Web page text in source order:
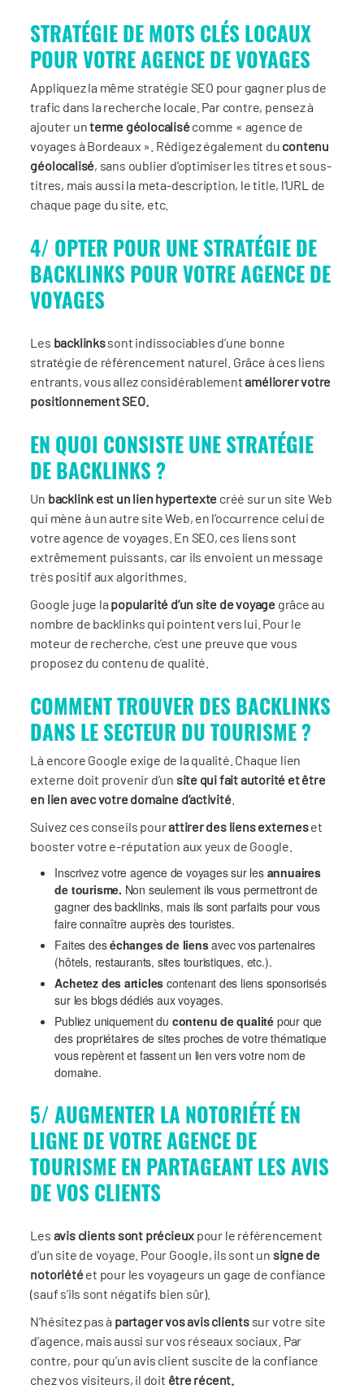
STRATÉGIE DE MOTS CLÉS LOCAUX
POUR VOTRE AGENCE DE VOYAGES
Appliquez la même stratégie SEO pour gagner plus de
trafic dans la recherche locale. Par contre, pensez à
ajouter unterme géolocalisécomme « agence de
voyages à Bordeaux ». Rédigez également du contenu
géolocalisé, sans oublier d’optimiser les titres et sous-
titres, mais aussi la meta-description, le title, l’URL de
chaque page du site, etc.
4/ OPTER POUR UNE STRATÉGIE DE
BACKLINKS POUR VOTRE AGENCE DE
VOYAGES
Les backlinkssont indissociables d’une bonne
stratégie de référencement naturel. Grâce à ces liens
entrants, vous allez considérablementaméliorer votre
positionnement SEO.
EN QUOI CONSISTE UNE STRATÉGIE
DE BACKLINKS ?
Un backlink est un lien hypertexte créé sur un site Web
qui mène à un autre site Web, en l’occurrence celui de
votre agence de voyages. En SEO, ces liens sont
extrêmement puissants, car ils envoient un message
très positif aux algorithmes.
Google juge la popularité d’un site de voyagegrâce au
nombre de backlinks qui pointent vers lui. Pour le
moteur de recherche, c’est une preuve que vous
proposez du contenu de qualité.
COMMENT TROUVER DES BACKLINKS
DANS LE SECTEUR DU TOURISME ?
Là encore Google exige de la qualité. Chaque lien
externe doit provenir d’un site qui fait autorité et être
en lien avec votre domaine d’activité.
Suivez ces conseils pourattirer des liens externeset
booster votre e-réputation aux yeux de Google.
Inscrivez votre agence de voyages sur lesannuaires
de tourisme. Non seulement ils vous permettront de
gagner des backlinks, mais ils sont parfaits pour vous
faire connaître auprès des touristes.
Faites deséchanges de liensavec vos partenaires
(hôtels, restaurants, sites touristiques, etc.).
Achetez des articles contenant des liens sponsorisés
sur les blogs dédiés aux voyages.
Publiez uniquement du contenu de qualité pour que
des propriétaires de sites proches de votre thématique
vous repèrent et fassent un lien vers votre nom de
domaine.
5/ AUGMENTER LA NOTORIÉTÉ EN
LIGNE DE VOTRE AGENCE DE
TOURISME EN PARTAGEANT LES AVIS
DE VOS CLIENTS
Les avis clients sont précieux pour le référencement
d’un site de voyage. Pour Google, ils sont un signe de
notoriétéet pour les voyageurs un gage de confiance
(sauf s’ils sont négatifs bien sûr).
N’hésitez pas à partager vos avis clientssur votre site
d’agence, mais aussi sur vos réseaux sociaux. Par
contre, pour qu’un avis client suscite de la confiance
chez vos visiteurs, il doit être récent.